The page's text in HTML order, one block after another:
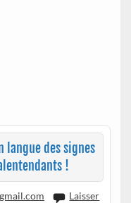
langue des signes
!
Laisser